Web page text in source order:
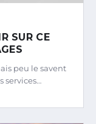
SUR CE
peu le savent
services…